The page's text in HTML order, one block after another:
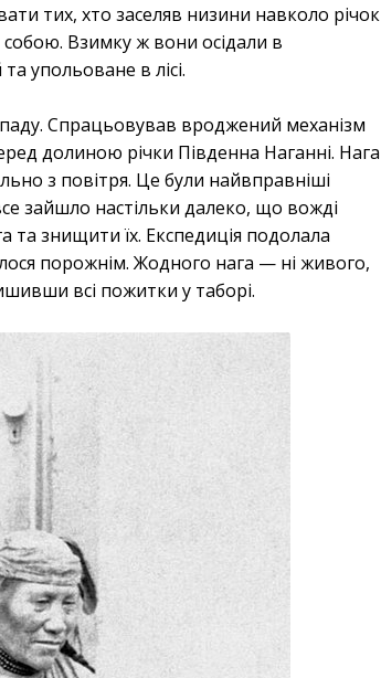
тих, хто заселяв низини навколо річок
собою. Взимку ж вони осідали в
упольоване в лісі.
Спрацьовував вроджений механізм
долиною річки Південна Наганні. Нага
з повітря. Це були найвправніші
зайшло настільки далеко, що вожді
та знищити їх. Експедиція подолала
порожнім. Жодного нага — ні живого,
всі пожитки у таборі.